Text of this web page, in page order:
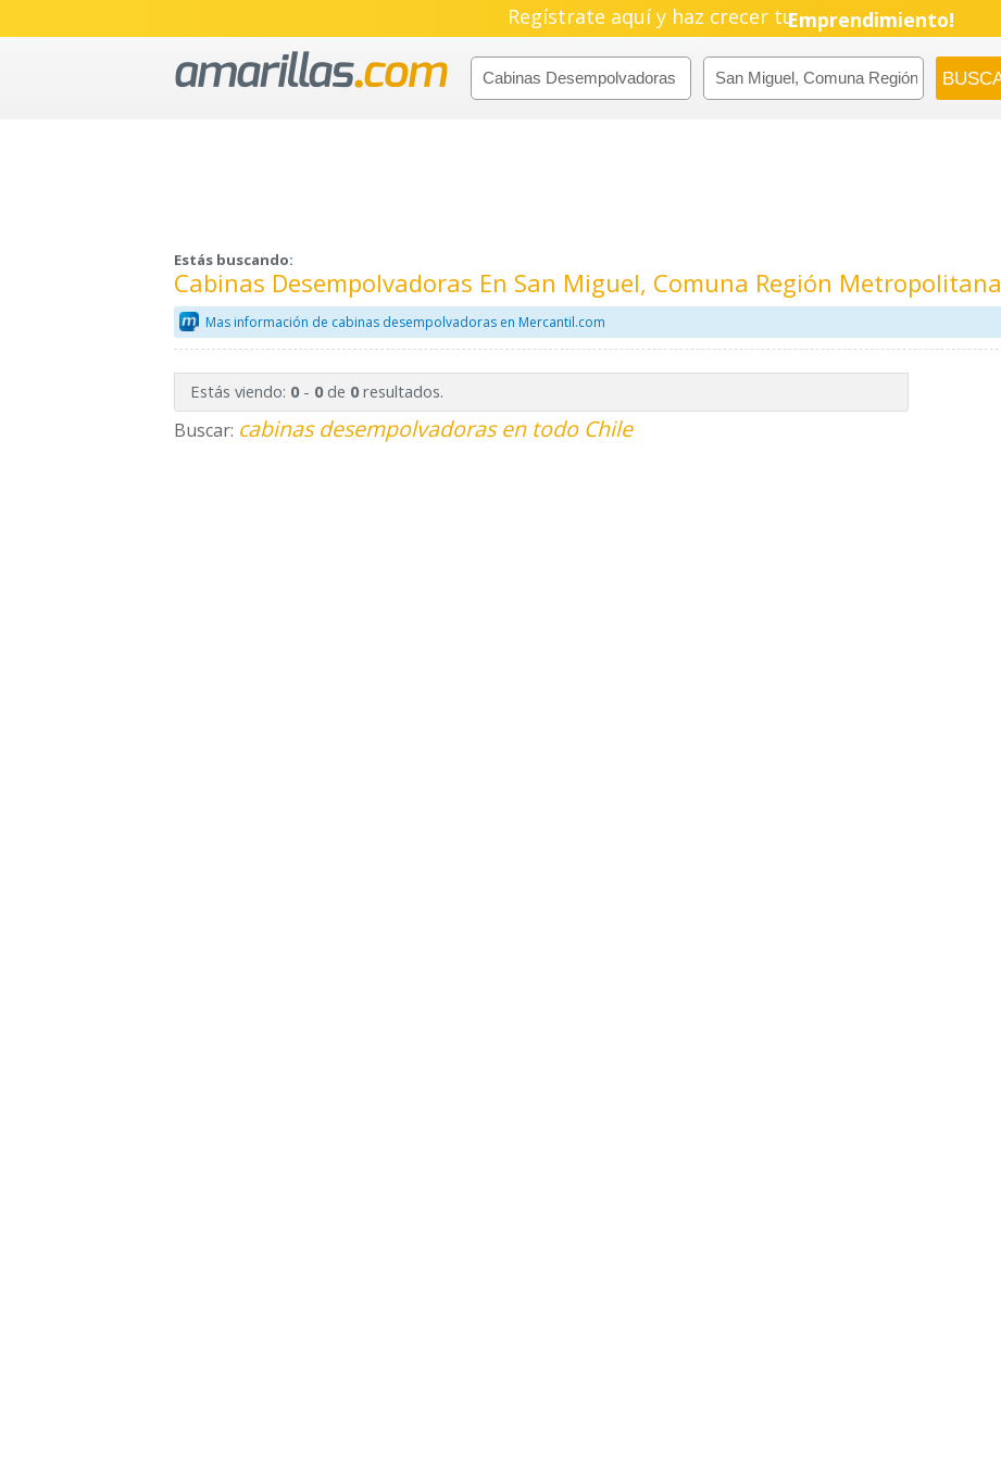
Regístrate aquí y haz crecer tu
Emprendimiento!
Estás buscando:
Cabinas Desempolvadoras En San Miguel, Comuna Región Metropolitana
Mas información de cabinas desempolvadoras en Mercantil.com
Estás viendo: 0- 0de 0resultados.
Buscar: cabinas desempolvadoras en todo Chile